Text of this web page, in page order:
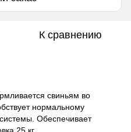
К сравнению
свиньям во
нормальному
Обеспечивает